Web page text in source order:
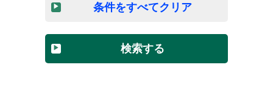
条件をすべてクリア
検索する